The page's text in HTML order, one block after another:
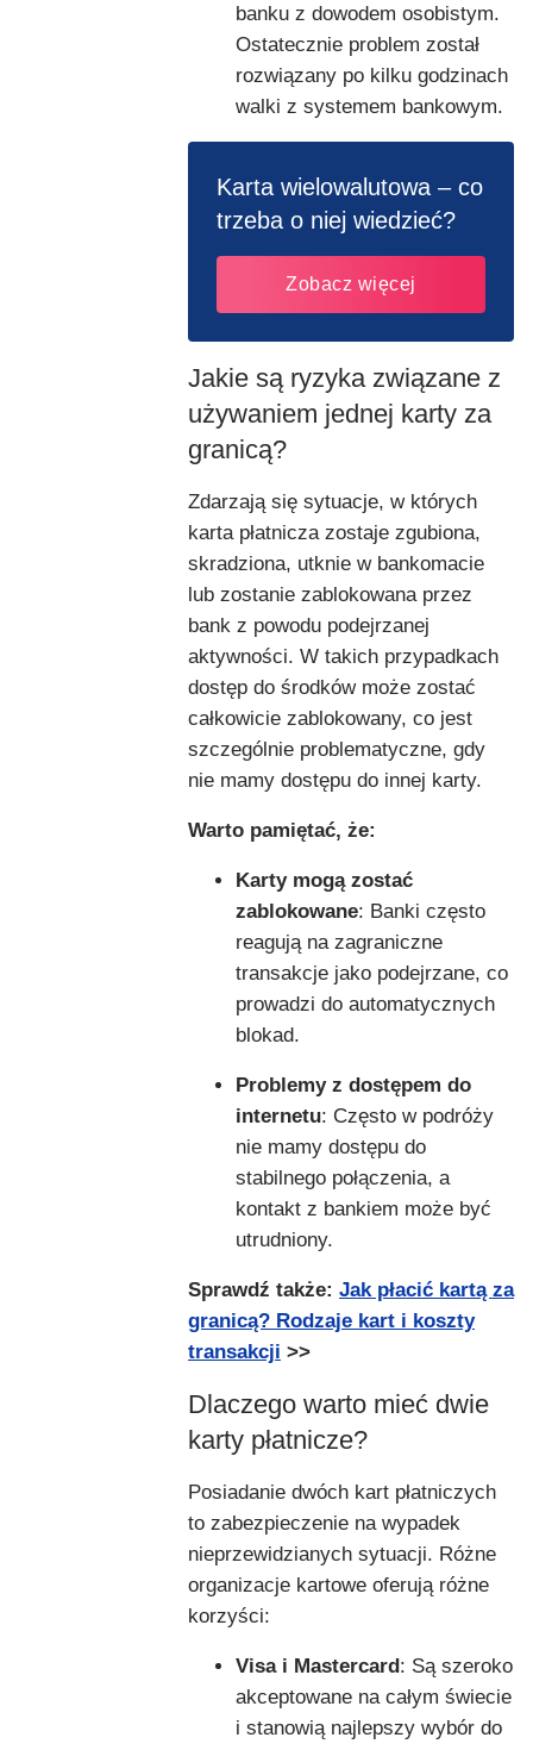
banku z dowodem osobistym.
Ostatecznie problem został
rozwiązany po kilku godzinach
walki z systemem bankowym.
Karta wielowalutowa – co
trzeba o niej wiedzieć?
Zobacz więcej
Jakie są ryzyka związane z
używaniem jednej karty za
granicą?
Zdarzają się sytuacje, w których
karta płatnicza zostaje zgubiona,
skradziona, utknie w bankomacie
lub zostanie zablokowana przez
bank z powodu podejrzanej
aktywności. W takich przypadkach
dostęp do środków może zostać
całkowicie zablokowany, co jest
szczególnie problematyczne, gdy
nie mamy dostępu do innej karty.
Warto pamiętać, że:
Karty mogą zostać
zablokowane: Banki często
reagują na zagraniczne
transakcje jako podejrzane, co
prowadzi do automatycznych
blokad.
Problemy z dostępem do
internetu: Często w podróży
nie mamy dostępu do
stabilnego połączenia, a
kontakt z bankiem może być
utrudniony.
Sprawdź także: Jak płacić kartą za
granicą? Rodzaje kart i koszty
transakcji >>
Dlaczego warto mieć dwie
karty płatnicze?
Posiadanie dwóch kart płatniczych
to zabezpieczenie na wypadek
nieprzewidzianych sytuacji. Różne
organizacje kartowe oferują różne
korzyści:
Visa i Mastercard: Są szeroko
akceptowane na całym świecie
i stanowią najlepszy wybór do